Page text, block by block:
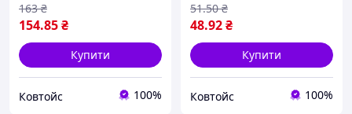
154.85₴
163 ₴
Купити
Ковтойс 100%
48.92₴
51.50 ₴
Купити
Ковтойс 100%